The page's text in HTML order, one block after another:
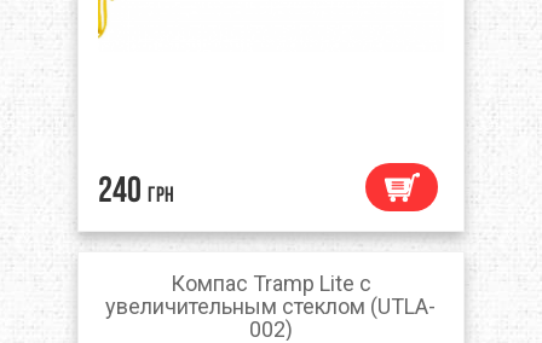
240 грн
Компас Tramp Lite с
увеличительным стеклом (UTLA-
002)